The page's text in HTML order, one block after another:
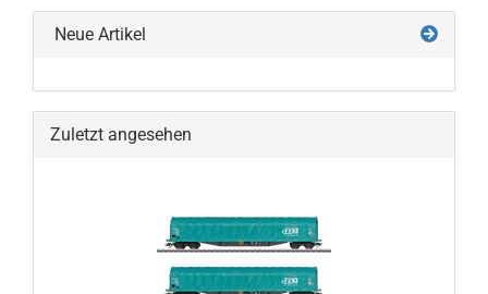
Neue Artikel
Zuletzt angesehen